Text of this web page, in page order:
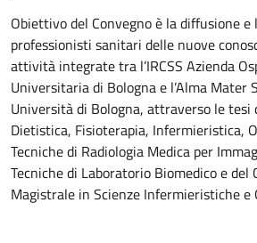
Obiettivo del Convegno è la diffusione e
professionisti sanitari delle nuove
attività integrate tra l’IRCSS Azienda
Universitaria di Bologna e l’Alma Mater
Università di Bologna, attraverso le tesi
Dietistica, Fisioterapia, Infermieristica,
Tecniche di Radiologia Medica per
Tecniche di Laboratorio Biomedico e del
Magistrale in Scienze Infermieristiche e